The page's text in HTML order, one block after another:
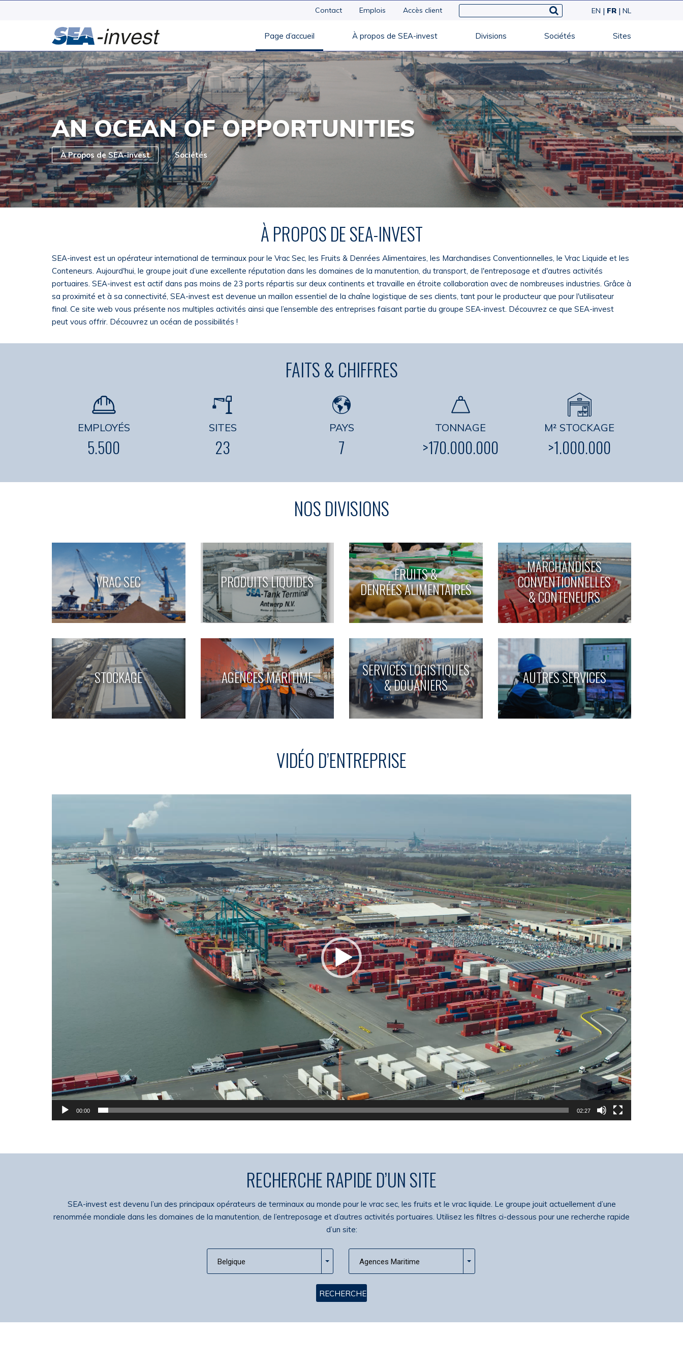
Contact Emplois Accès client EN FR NL
Page d’accueil À propos de SEA-invest Divisions Sociétés Sites
AN OCEAN OF OPPORTUNITIES
À Propos de SEA-invest Sociétés
À PROPOS DE SEA-INVEST
SEA-invest est un opérateur international de terminaux pour le Vrac Sec, les Fruits & Denrées Alimentaires, les Marchandises Conventionnelles, le Vrac Liquide et les
Conteneurs. Aujourd'hui, le groupe jouit d’une excellente réputation dans les domaines de la manutention, du transport, de l'entreposage et d'autres activités
portuaires. SEA-invest est actif dans pas moins de 23 ports répartis sur deux continents et travaille en étroite collaboration avec de nombreuses industries. Grâce à
sa proximité et à sa connectivité, SEA-invest est devenue un maillon essentiel de la chaîne logistique de ses clients, tant pour le producteur que pour l'utilisateur
final. Ce site web vous présente nos multiples activités ainsi que l’ensemble des entreprises faisant partie du groupe SEA-invest. Découvrez ce que SEA-invest
peut vous offrir. Découvrez un océan de possibilités !
FAITS & CHIFFRES
EMPLOYÉS
5.500
SITES
23
PAYS
7
TONNAGE
>170.000.000
M² STOCKAGE
>1.000.000
NOS DIVISIONS
VRAC SEC PRODUITS LIQUIDES
FRUITS &
DENRÉES ALIMENTAIRES
MARCHANDISES
CONVENTIONNELLES
& CONTENEURS
STOCKAGE AGENCES MARITIME
SERVICES LOGISTIQUES
& DOUANIERS
AUTRES SERVICES
VIDÉO D’ENTREPRISE
00:00 02:27
RECHERCHE RAPIDE D’UN SITE
SEA-invest est devenu l’un des principaux opérateurs de terminaux au monde pour le vrac sec, les fruits et le vrac liquide. Le groupe jouit actuellement d’une
renommée mondiale dans les domaines de la manutention, de l’entreposage et d’autres activités portuaires. Utilisez les filtres ci-dessous pour une recherche rapide
d’un site:
Belgique Agences Maritime